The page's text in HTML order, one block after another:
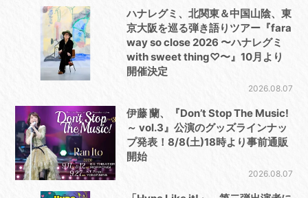
ハナレグミ、北関東＆中国山陰、東
京大阪を巡る弾き語りツアー『fara
way so close 2026 〜ハナレグミ
with sweet thing♡〜』10月より
開催決定
2026.08.07
伊藤 蘭、『Don’t Stop The Music!
～ vol.3』公演のグッズラインナッ
プ発表！8/8(土)18時より事前通販
開始
2026.08.07